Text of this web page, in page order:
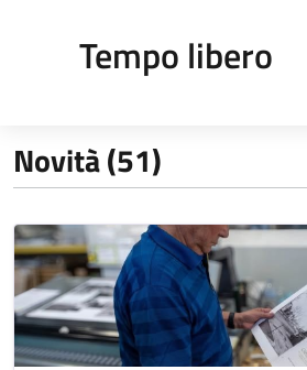
Tempo libero
Novità (51)